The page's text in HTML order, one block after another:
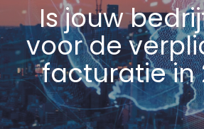
Is jouw
voor de
facturatie in